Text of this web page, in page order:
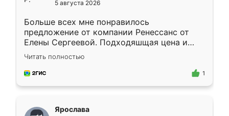
5 августа 2026
Больше всех мне понравилось
предложение от компании Ренессанс от
Елены Сергеевой. Подходяшщая цена и
короткие сроки изготовления. Приехавший
для замера сотрудник Владислав
предложил по моему эскизу самый
Читать полностью
1
Ярослава